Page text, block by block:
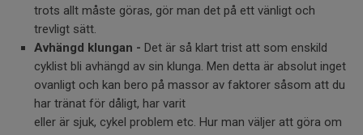
trots allt måste göras, gör man det på ett vänligt och
trevligt sätt.
Avhängd klungan - Det är så klart trist att som enskild
cyklist bli avhängd av sin klunga. Men detta är absolut inget
ovanligt och kan bero på massor av faktorer såsom att du
har tränat för dåligt, har varit
eller är sjuk, cykel problem etc. Hur man väljer att göra om